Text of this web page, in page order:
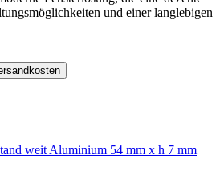
und einer langlebigen
weit Aluminium 54 mm x h 7 mm